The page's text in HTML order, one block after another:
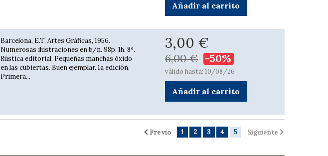
Añadir al carrito
Barcelona, E.T. Artes Gráficas, 1956.
Numerosas ilustraciones en b/n. 98p. 1h. 8º.
Rústica editorial. Pequeñas manchas óxido
en las cubiertas. Buen ejemplar. 1a edición.
Primera...
3,00 €
6,00 € -50%
válido hasta: 10/08/26
Añadir al carrito
Previo 1 2 3 4 5 Siguiente